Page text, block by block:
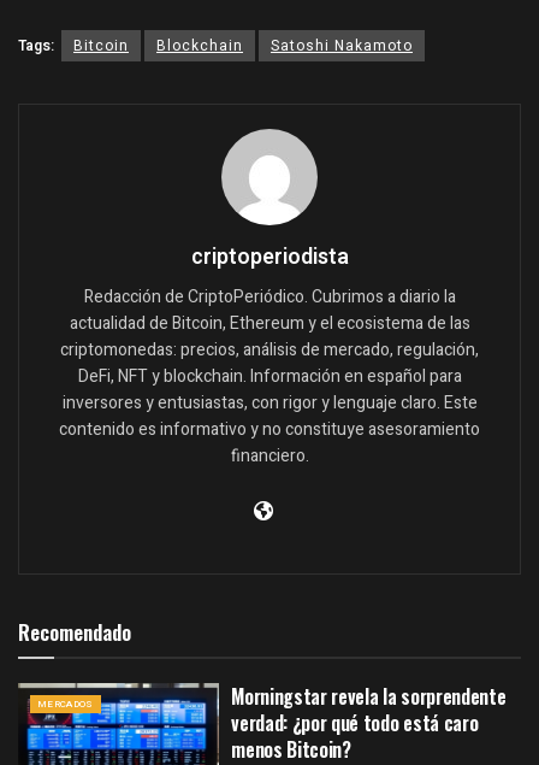
Tags: Bitcoin Blockchain Satoshi Nakamoto
criptoperiodista
Redacción de CriptoPeriódico. Cubrimos a diario la
actualidad de Bitcoin, Ethereum y el ecosistema de las
criptomonedas: precios, análisis de mercado, regulación,
DeFi, NFT y blockchain. Información en español para
inversores y entusiastas, con rigor y lenguaje claro. Este
contenido es informativo y no constituye asesoramiento
financiero.
Recomendado
MERCADOS
Morningstar revela la sorprendente
verdad: ¿por qué todo está caro
menos Bitcoin?